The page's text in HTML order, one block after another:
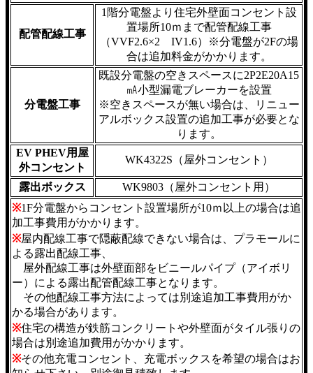
配管配線工事
1階分電盤より住宅外壁面コンセント設
置場所10ｍまで配管配線工事
（VVF2.6×2 IV1.6）※分電盤が2Fの場
合は追加料金がかかります。
分電盤工事
既設分電盤の空きスペースに2P2E20A15
㎃小型漏電ブレーカーを設置
※空きスペースが無い場合は、リニュー
アルボックス設置の追加工事が必要とな
ります。
EV PHEV用屋
外コンセント
WK4322S（屋外コンセント）
露出ボックス
WK9803（屋外コンセント用）
※1F分電盤からコンセント設置場所が10ｍ以上の場合は追
加工事費用がかかります。
※屋内配線工事で隠蔽配線できない場合は、プラモールに
よる露出配線工事、
屋外配線工事は外壁面部をビニールパイプ（アイボリ
ー）による露出配管配線工事となります。
その他配線工事方法によっては別途追加工事費用がか
かる場合があります。
※住宅の構造が鉄筋コンクリートや外壁面がタイル張りの
場合は別途追加費用がかかります。
※その他充電コンセント、充電ボックスを希望の場合はお